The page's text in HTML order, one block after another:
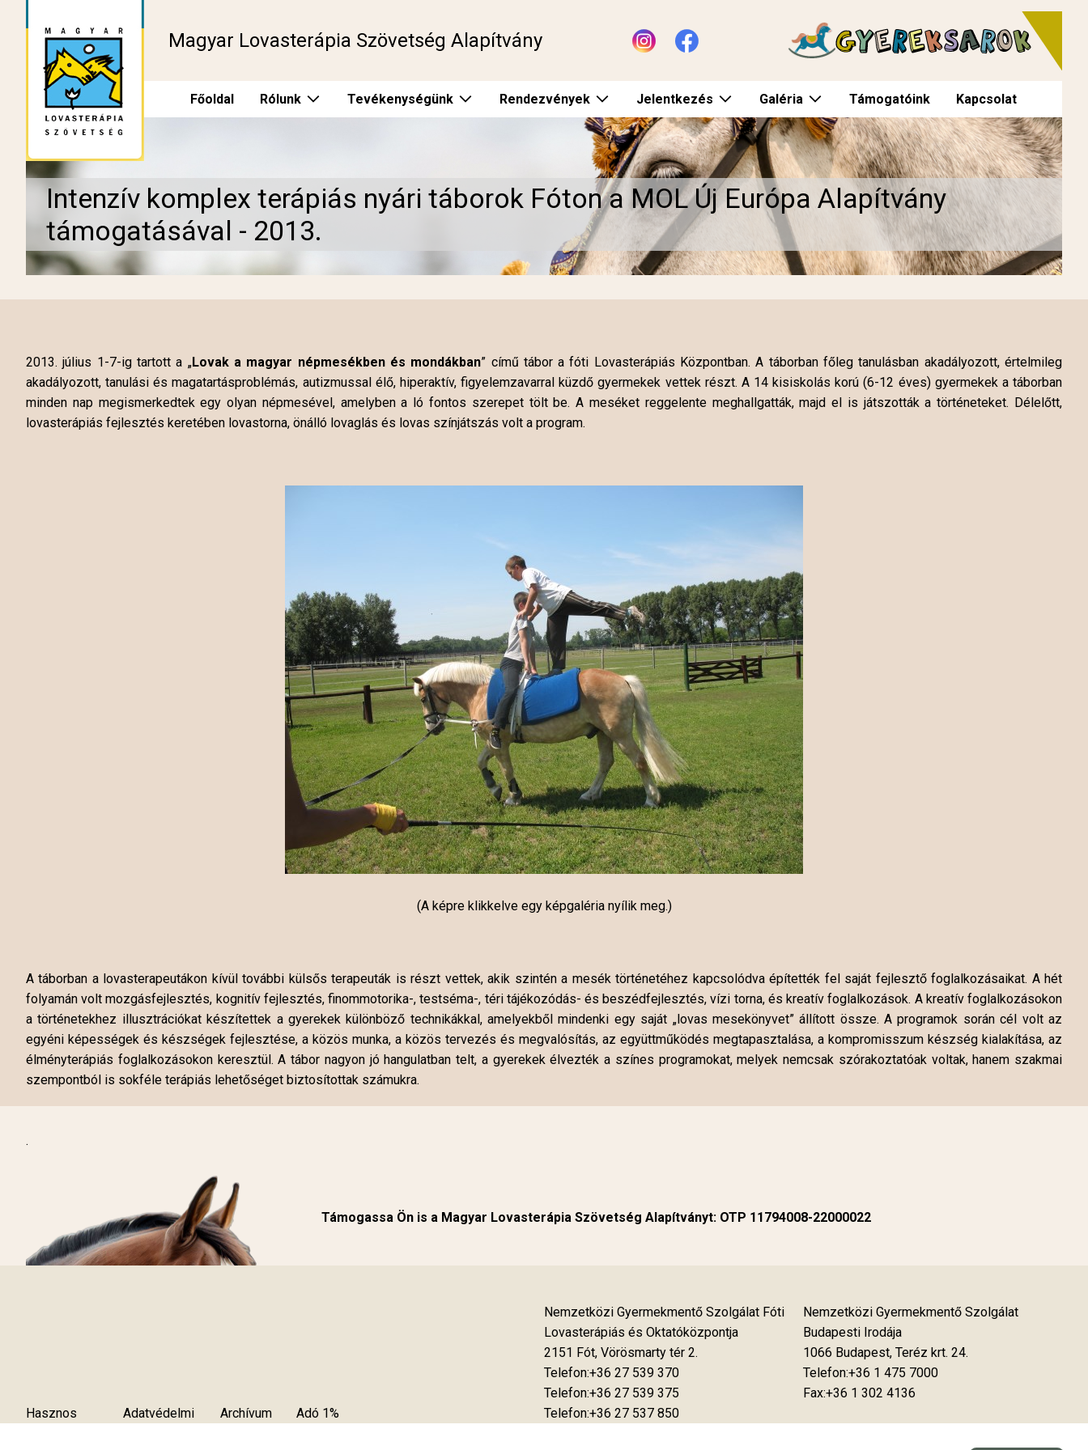
Magyar Lovasterápia Szövetség Alapítvány
Főoldal Rólunk Tevékenységünk Rendezvények Jelentkezés Galéria Támogatóink Kapcsolat
Intenzív komplex terápiás nyári táborok Fóton a MOL Új Európa Alapítvány
támogatásával - 2013.
2013. július 1-7-ig tartott a „Lovak a magyar népmesékben és mondákban” című tábor a fóti Lovasterápiás Központban. A táborban főleg tanulásban akadályozott, értelmileg
akadályozott, tanulási és magatartásproblémás, autizmussal élő, hiperaktív, figyelemzavarral küzdő gyermekek vettek részt. A 14 kisiskolás korú (6-12 éves) gyermekek a táborban
minden nap megismerkedtek egy olyan népmesével, amelyben a ló fontos szerepet tölt be. A meséket reggelente meghallgatták, majd el is játszották a történeteket. Délelőtt,
lovasterápiás fejlesztés keretében lovastorna, önálló lovaglás és lovas színjátszás volt a program.
(A képre klikkelve egy képgaléria nyílik meg.)
A táborban a lovasterapeutákon kívül további külsős terapeuták is részt vettek, akik szintén a mesék történetéhez kapcsolódva építették fel saját fejlesztő foglalkozásaikat. A hét
folyamán volt mozgásfejlesztés, kognitív fejlesztés, finommotorika-, testséma-, téri tájékozódás- és beszédfejlesztés, vízi torna, és kreatív foglalkozások. A kreatív foglalkozásokon
a történetekhez illusztrációkat készítettek a gyerekek különböző technikákkal, amelyekből mindenki egy saját „lovas mesekönyvet” állított össze. A programok során cél volt az
egyéni képességek és készségek fejlesztése, a közös munka, a közös tervezés és megvalósítás, az együttműködés megtapasztalása, a kompromisszum készség kialakítása, az
élményterápiás foglalkozásokon keresztül. A tábor nagyon jó hangulatban telt, a gyerekek élvezték a színes programokat, melyek nemcsak szórakoztatóak voltak, hanem szakmai
szempontból is sokféle terápiás lehetőséget biztosítottak számukra.
.
Támogassa Ön is a Magyar Lovasterápia Szövetség Alapítványt: OTP 11794008-22000022
Hasznos
Adatvédelmi
Archívum Adó 1%
Nemzetközi Gyermekmentő Szolgálat Fóti
Lovasterápiás és Oktatóközpontja
2151 Fót, Vörösmarty tér 2.
Telefon:+36 27 539 370
Telefon:+36 27 539 375
Telefon:+36 27 537 850
Nemzetközi Gyermekmentő Szolgálat
Budapesti Irodája
1066 Budapest, Teréz krt. 24.
Telefon:+36 1 475 7000
Fax:+36 1 302 4136